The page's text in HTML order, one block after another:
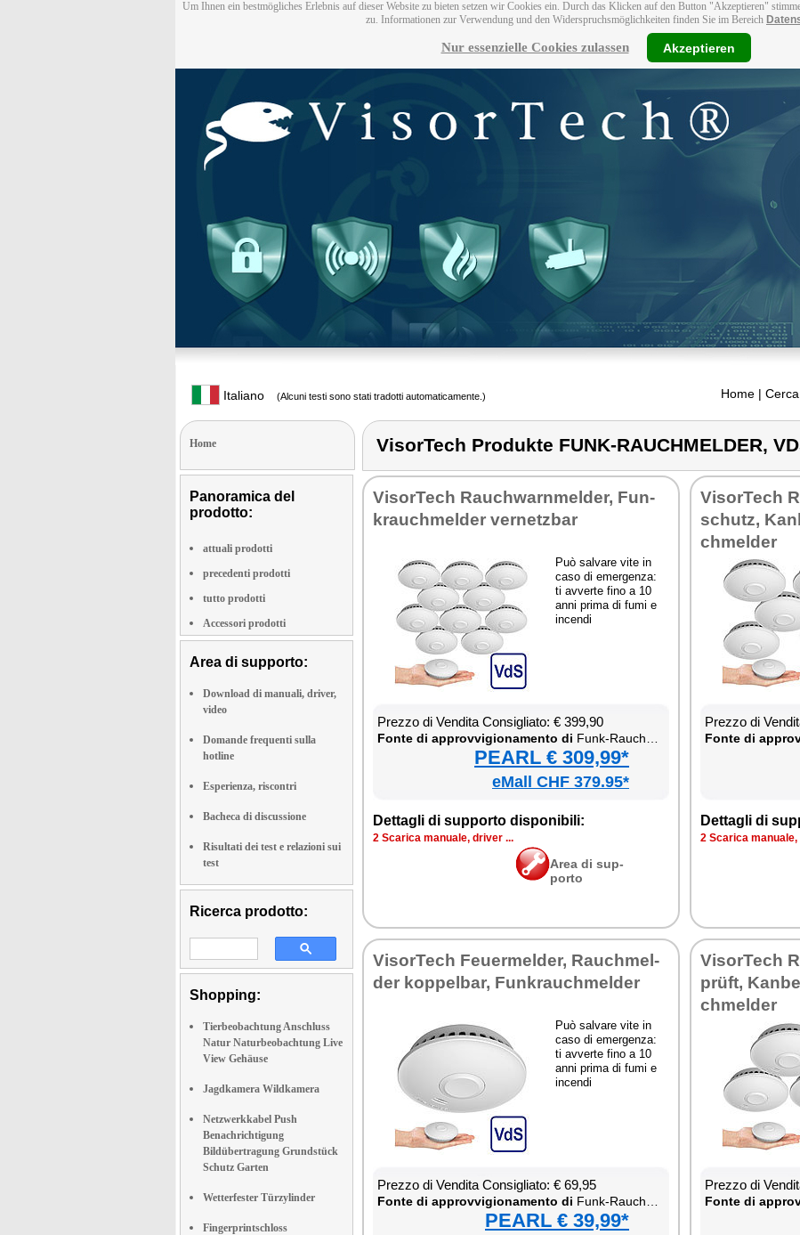
Um Ihnen ein bestmögliches Erlebnis auf dieser Website zu bieten setzen wir Cookies ein. Durch das Klicken auf den Button "Akzeptieren"
zu. Informationen zur Verwendung und den Widerspruchsmöglichkeiten finden Sie im Bereich
Nur essenzielle Cookies zulassen Akzeptieren
Italiano (Alcuni testi sono stati tradotti automaticamente.) Home |
Home
Panoramica del
prodotto:
attuali prodotti
precedenti prodotti
tutto prodotti
Accessori prodotti
Area di supporto:
Download di manuali, driver,
video
Domande frequenti sulla
hotline
Esperienza, riscontri
Bacheca di discussione
Risultati dei test e relazioni sui
test
Ricerca prodotto:
Shopping:
Tierbeobachtung Anschluss
Natur Naturbeobachtung Live
View Gehäuse
Jagdkamera Wildkamera
Netzwerkkabel Push
Benachrichtigung
Bildübertragung Grundstück
Schutz Garten
Wetterfester Türzylinder
Fingerprintschloss
VisorTech Produkte FUNK-RAUCHMELDER,
Vi­sor­Te­ch Rau­ch­warn­mel­der, Fun­
krau­ch­mel­der ver­ne­tz­bar
Può sal­va­re vi­te in
ca­so di emer­gen­za:
ti av­ver­te fi­no a 10
an­ni pri­ma di fu­mi e
in­cen­di
Prez­zo di Ven­di­ta Con­si­glia­to: € 399,90
Fon­te di ap­prov­vi­gio­na­men­to di Funk-Rau­ch­mel­der, VdS-zer­ti­fi­ziert
PEARL € 309,99*
eMall CHF 379.95*
Det­ta­gli di sup­por­to di­spo­ni­bi­li:
2 Sca­ri­ca ma­nua­le, dri­ver ...
Area di sup­
por­to
Vi­sor­Te­ch
schu­tz,
ch­mel­der
Prez­zo di
Fon­te di
Det­ta­gli di
2 Sca­ri­ca ma­nua­le,
Vi­sor­Te­ch Feuer­mel­der, Rau­ch­mel­
der kop­pel­bar, Fun­krau­ch­mel­der
Può sal­va­re vi­te in
ca­so di emer­gen­za:
ti av­ver­te fi­no a 10
an­ni pri­ma di fu­mi e
in­cen­di
Prez­zo di Ven­di­ta Con­si­glia­to: € 69,95
Fon­te di ap­prov­vi­gio­na­men­to di Funk-Rau­ch­mel­der, VdS-zer­ti­fi­ziert
PEARL € 39,99*
Vi­sor­Te­ch
prüft,
ch­mel­der
Prez­zo di
Fon­te di